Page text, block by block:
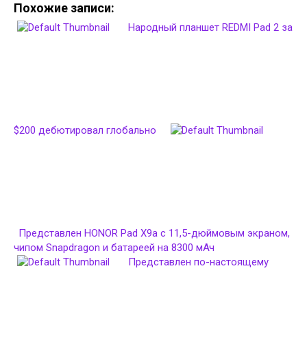
Похожие записи:
Народный планшет REDMI Pad 2 за
$200 дебютировал глобально
Представлен HONOR Pad X9a с 11,5-дюймовым экраном,
чипом Snapdragon и батареей на 8300 мАч
Представлен по-настоящему